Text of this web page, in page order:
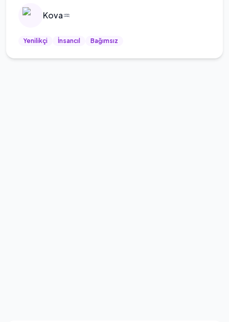
Kova♒
Yenilikçi İnsancıl Bağımsız